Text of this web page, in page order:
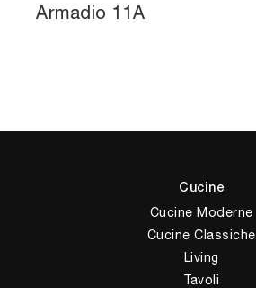
Armadio 11A
Cucine
Cucine Moderne
Cucine Classiche
Living
Tavoli